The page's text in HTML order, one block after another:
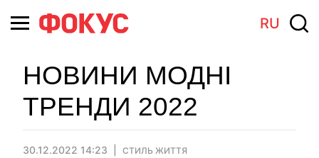
RU
НОВИНИ МОДНІ
ТРЕНДИ 2022
30.12.2022 14:23 СТИЛЬ ЖИТТЯ